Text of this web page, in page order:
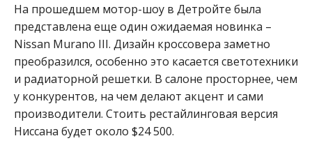
На прошедшем мотор-шоу в Детройте была
представлена еще один ожидаемая новинка –
Nissan Murano III. Дизайн кроссовера заметно
преобразился, особенно это касается светотехники
и радиаторной решетки. В салоне просторнее, чем
у конкурентов, на чем делают акцент и сами
производители. Стоить рестайлинговая версия
Ниссана будет около $24 500.